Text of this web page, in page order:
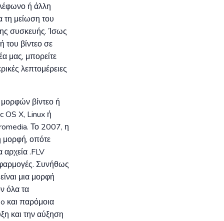
ή άλλη
τη μείωση του
συσκευής. Ίσως
του βίντεο σε
μας, μπορείτε
λεπτομέρειες
μορφών βίντεο ή
OS X, Linux ή
Το 2007, η
μορφή, οπότε
.FLV
Συνήθως
μια μορφή
όλα τα
και παρόμοια
και την αύξηση